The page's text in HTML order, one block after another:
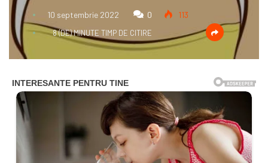
10 septembrie 2022 0 113
8 (DE) MINUTE TIMP DE CITIRE